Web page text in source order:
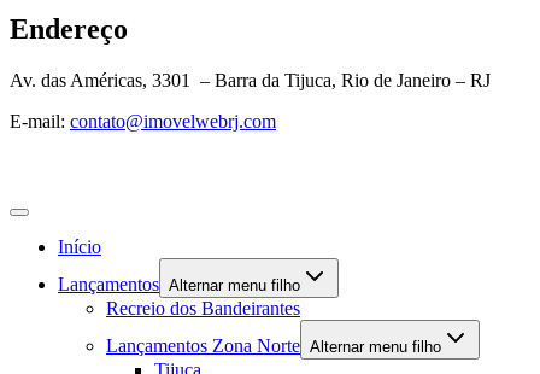
Endereço
Av. das Américas, 3301 – Barra da Tijuca, Rio de Janeiro – RJ
E-mail: contato@imovelwebrj.com
Início
Lançamentos Alternar menu filho
Recreio dos Bandeirantes
Lançamentos Zona Norte Alternar menu filho
Tijuca